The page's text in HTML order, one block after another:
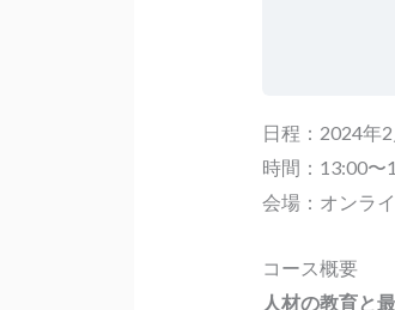
日程：2024年
時間：13:00〜
会場：オンラ
コース概要
人材の教育と